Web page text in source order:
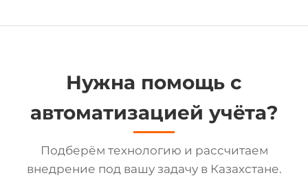
Нужна помощь с
автоматизацией учёта?
Подберём технологию и рассчитаем
внедрение под вашу задачу в Казахстане.